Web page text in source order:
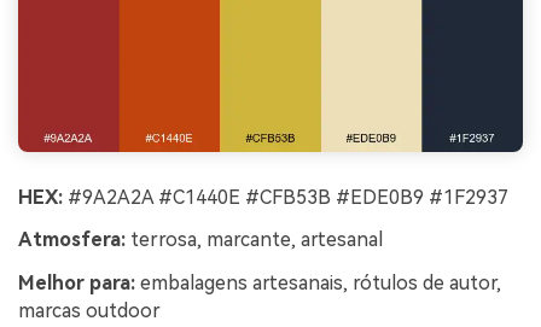
HEX: #9A2A2A #C1440E #CFB53B #EDE0B9 #1F2937
Atmosfera: terrosa, marcante, artesanal
Melhor para: embalagens artesanais, rótulos de autor,
marcas outdoor